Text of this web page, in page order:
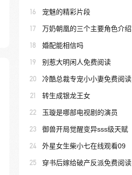
16 宠魅的精彩片段
17 万奶朝凰的三个主要角色介绍
18 婚配能相信吗
19 别惹大明闲人免费阅读
20 冷酷总裁专宠小小妻免费阅读
21 转生成银龙王女
22 玉璇是哪部电视剧的演员
23 御兽开局觉醒变异sss级天赋
24 外星女生柴小七在线观看09
25 穿书后嫁给破产反派免费阅读